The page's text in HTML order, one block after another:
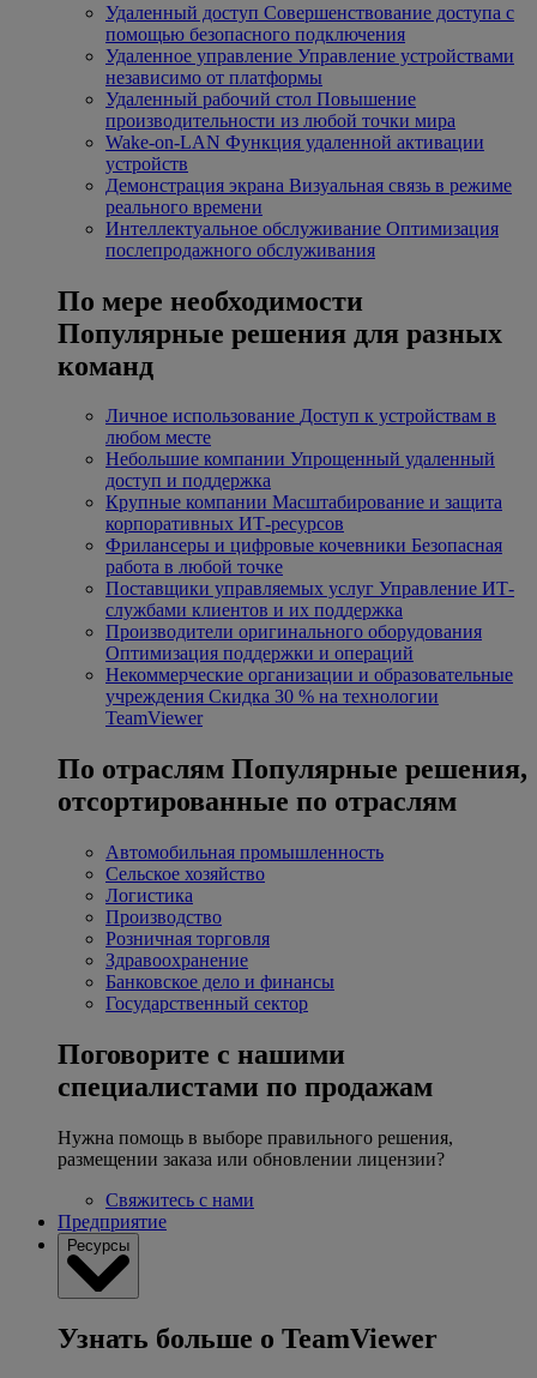
Удаленный доступ Совершенствование доступа с
помощью безопасного подключения
Удаленное управление Управление устройствами
независимо от платформы
Удаленный рабочий стол Повышение
производительности из любой точки мира
Wake-on-LAN Функция удаленной активации
устройств
Демонстрация экрана Визуальная связь в режиме
реального времени
Интеллектуальное обслуживание Оптимизация
послепродажного обслуживания
По мере необходимости
Популярные решения для разных
команд
Личное использование Доступ к устройствам в
любом месте
Небольшие компании Упрощенный удаленный
доступ и поддержка
Крупные компании Масштабирование и защита
корпоративных ИТ-ресурсов
Фрилансеры и цифровые кочевники Безопасная
работа в любой точке
Поставщики управляемых услуг Управление ИТ-
службами клиентов и их поддержка
Производители оригинального оборудования
Оптимизация поддержки и операций
Некоммерческие организации и образовательные
учреждения Скидка 30 % на технологии
TeamViewer
По отраслям Популярные решения,
отсортированные по отраслям
Автомобильная промышленность
Сельское хозяйство
Логистика
Производство
Розничная торговля
Здравоохранение
Банковское дело и финансы
Государственный сектор
Поговорите с нашими
специалистами по продажам
Нужна помощь в выборе правильного решения,
размещении заказа или обновлении лицензии?
Свяжитесь с нами
Предприятие
Ресурсы
Узнать больше о TeamViewer